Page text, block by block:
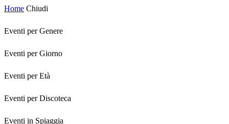
Home Chiudi
Eventi per Genere
Eventi per Giorno
Eventi per Età
Eventi per Discoteca
Eventi in Spiaggia